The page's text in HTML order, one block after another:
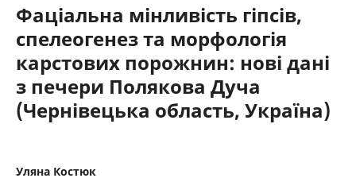
Фаціальна мінливість гіпсів,
спелеогенез та морфологія
карстових порожнин: нові дані
з печери Полякова Дуча
(Чернівецька область, Україна)
Уляна Костюк